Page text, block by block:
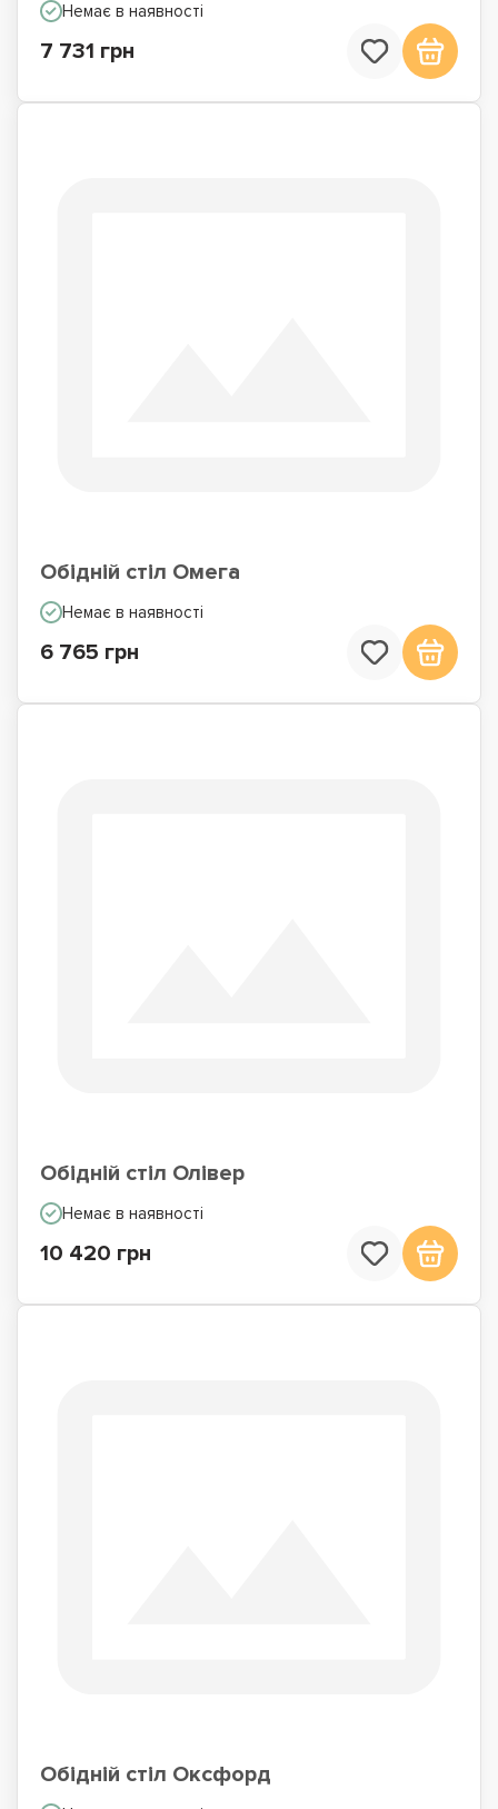
Немає в наявності
7 731 грн
Обідній стіл Омега
Немає в наявності
6 765 грн
Обідній стіл Олівер
Немає в наявності
10 420 грн
Обідній стіл Оксфорд